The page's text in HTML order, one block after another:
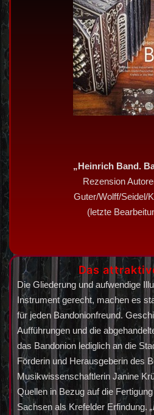
„Heinrich Band.
Rezension
Guter/Wolff/Seidel/
(letzte
Das
Die Gliederung und aufwendige
Instrument gerecht, machen es
für jeden Bandonionfreund.
Aufführungen und die
das Bandonion lediglich an die
Förderin und Herausgeberin des
Musikwissenschaftlerin Janine
Quellen in Bezug auf die
Sachsen als Krefelder Erfindung.